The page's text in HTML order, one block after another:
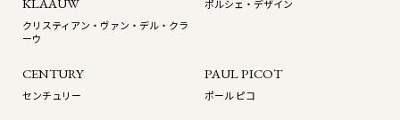
KLAAUW
クリスティアン・ヴァン・デル・クラ
ーウ
ポルシェ・デザイン
CENTURY
センチュリー
PAUL PICOT
ポール ピコ